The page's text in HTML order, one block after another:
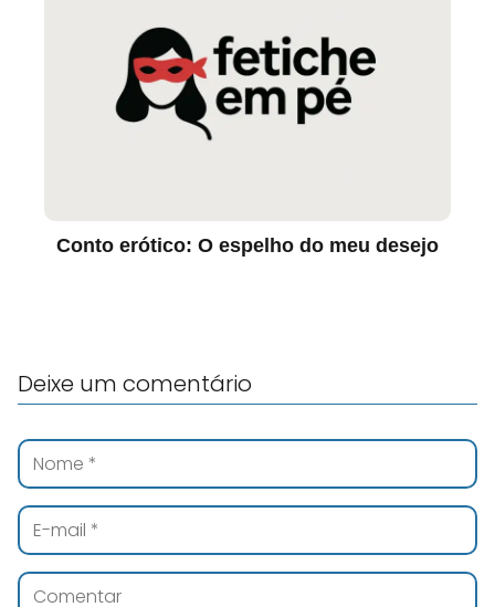
Conto erótico: O espelho do meu desejo
Deixe um comentário